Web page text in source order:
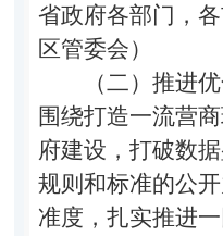
省政府各部门，
区管委会）
（二）推进
围绕打造一流营
府建设，打破数
规则和标准的公
准度，扎实推进